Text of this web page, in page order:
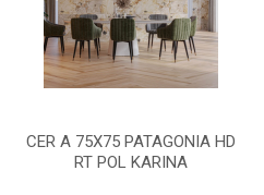
CER A 75X75 PATAGONIA HD
RT POL KARINA